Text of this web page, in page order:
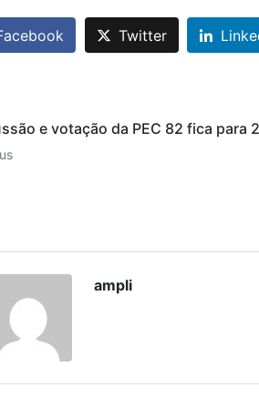
Twitter
e votação da PEC 82 fica para
ampli